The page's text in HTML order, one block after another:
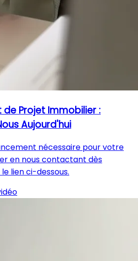
de Projet Immobilier :
Aujourd'hui
nécessaire pour votre
en nous contactant dès
lien ci-dessous.